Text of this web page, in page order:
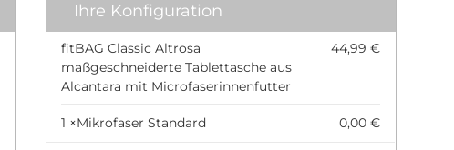
Ihre Konfiguration
fitBAG Classic Altrosa
maßgeschneiderte Tablettasche aus
Alcantara mit Microfaserinnenfutter
44,99 €
1 ×Mikrofaser Standard 0,00 €